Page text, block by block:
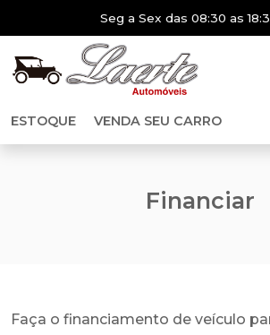
Seg a Sex das 08:30 as
ESTOQUE VENDA SEU CARRO
Financiar
Faça o financiamento de veículo